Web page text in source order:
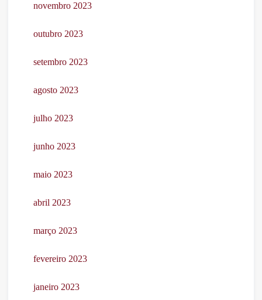
novembro 2023
outubro 2023
setembro 2023
agosto 2023
julho 2023
junho 2023
maio 2023
abril 2023
março 2023
fevereiro 2023
janeiro 2023